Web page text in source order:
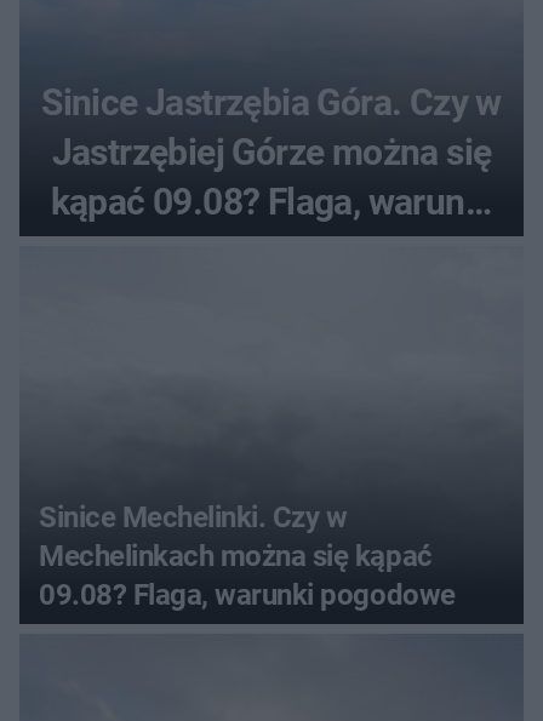
Sinice Jastrzębia Góra. Czy w
Jastrzębiej Górze można się
kąpać 09.08? Flaga, warunki
Sinice Mechelinki. Czy w
Mechelinkach można się kąpać
09.08? Flaga, warunki pogodowe